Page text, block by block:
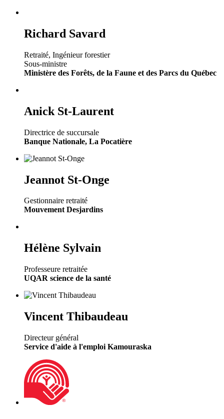
Richard Savard
Retraité, Ingénieur forestier
Sous-ministre
Ministère des Forêts, de la Faune et des Parcs du Québec
Anick St-Laurent
Directrice de succursale
Banque Nationale, La Pocatière
Jeannot St-Onge
Gestionnaire retraité
Mouvement Desjardins
Hélène Sylvain
Professeure retraitée
UQAR science de la santé
Vincent Thibaudeau
Directeur général
Service d'aide à l'emploi Kamouraska